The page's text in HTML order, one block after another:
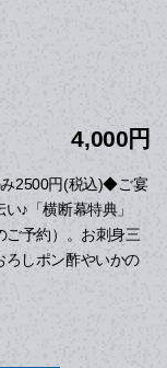
4,000円
2500円(税込)◆ご宴
♪「横断幕特典」
ご予約）。お刺身三
ろしポン酢やいかの